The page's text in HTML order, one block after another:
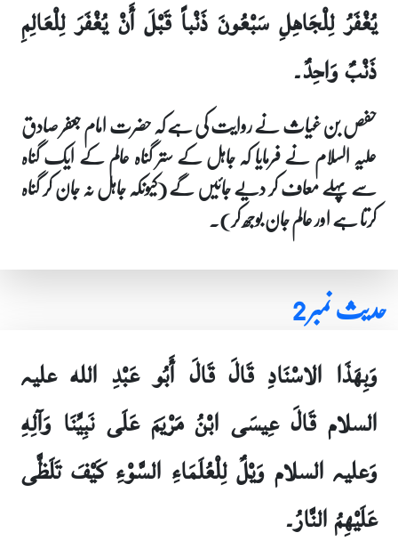
يُغْفَرُ لِلْجَاهِلِ سَبْعُونَ ذَنْباً قَبْلَ أَنْ يُغْفَرَ لِلْعَالِمِ
ذَنْبٌ وَاحِدٌ۔
حفص بن غیاث نے روایت کی ہے کہ حضرت امام جعفر صادق
علیہ السلام نے فرمایا کہ جاہل کے ستر گناہ عالم کے ایک گناہ
سے پہلے معاف کر دیے جائیں گے (کیونکہ جاہل نہ جان کر گناہ
کرتا ہے اور عالم جان بوجھ کر)۔
حدیث نمبر 2
وَبِهَذَا الاسْنَادِ قَالَ قَالَ أَبُو عَبْدِ الله علیہ
السلام قَالَ عِيسَى ابْنُ مَرْيَمَ عَلَى نَبِيِّنَا وَآلِهِ
وَعلیہ السلام وَيْلٌ لِلْعُلَمَاءِ السَّوْءِ كَيْفَ تَلَظَّى
عَلَيْهِمُ النَّارُ۔